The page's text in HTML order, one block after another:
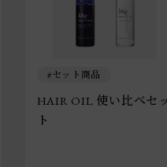
セット商品
HAIR OIL 使い比べセッ
ト